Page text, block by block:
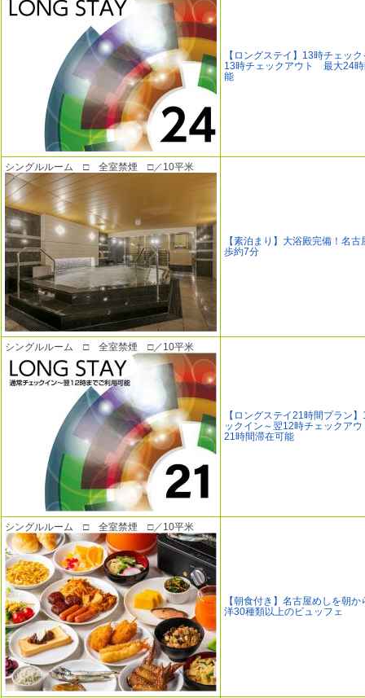
【ロングステイ】13時チェッ
13時チェックアウト 最大24時
能
シングルルーム □ 全室禁煙 □／10平米
【素泊まり】大浴殿完備！名
歩約7分
シングルルーム □ 全室禁煙 □／10平米
【ロングステイ21時間プラン
ックイン～翌12時チェックア
21時間滞在可能
シングルルーム □ 全室禁煙 □／10平米
【朝食付き】名古屋めしを朝
洋30種類以上のビュッフェ